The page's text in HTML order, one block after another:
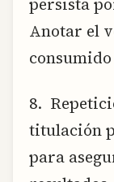
persista
Anotar el
8.
titulación
para